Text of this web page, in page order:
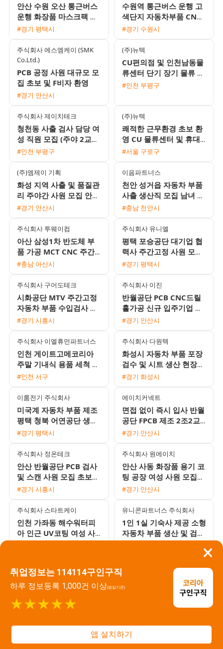
×
취업정보는 114114구인구직
하루 정보등록 1,000건 이상(평일기준)
★★★★★
앱 설치하기
안산 수원 오산 통근버스
운행 화장품 마스크팩 포
장 및 검사 모집 (주간
#경기 평택시
수원역 통근버스 운행 고
색단지 자동차부품 CNC
가공 남성 생산직 채용
#경기 수원시
주식회사 에스엠케이 (SMK
Co.Ltd.)
PCB 공정 사원 대규모 모
집 초보 및 F비자 환영
#경기 안산시
(주)뉴텍
CU편의점 및 인천남동물
류센터 단기 장기 물류 포
장 사원 모집 초보환영 당
#인천 부평구
주식회사 제이치테크
청천동 사출 검사 담당 여
성 직원 모집 (주야 2교대
및 각종 수당 지급)
#인천 부평구
(주)뉴텍
쾌적한 근무환경 초보 환
영 CU 물류센터 및 휴대
폰 부품 생산 모집 당일지
#서울 구로구
(주)엠제이 기획
화성 지역 사출 및 품질관
리 주야간 사원 모집 안산
통근버스 운행
#경기 안산시
이음파트너스
천안 성거읍 자동차 부품
사출 생산직 모집 남녀 45
세 이하 F비자 H2 가능 기
#충남 천안시
주식회사 투웨이컴
아산 삼성1차 반도체 부
품 가공 MCT CNC 주간
및 2교대 모집 무료 기숙
#충남 아산시
주식회사 유니엘
평택 포승공단 대기업 협
력사 주간고정 사원 모집
월 350만원 이상 가능 및
#경기 평택시
주식회사 구어도테크
시화공단 MTV 주간고정
자동차 부품 수입검사 여
성 사원 모집 주급 가능
#경기 시흥시
주식회사 이진
반월공단 PCB CNC드릴
홀가공 신규 입주기업 채
용 (시급 12,000원 / 교통
#경기 안산시
주식회사 이엘휴먼파트너스
인천 게이트고메코리아
주말 기내식 용품 세척 및
집기 이동 근무자 채용 일
#인천 서구
주식회사 다원텍
화성시 자동차 부품 포장
검수 및 시트 생산 현장
사원 채용
#경기 화성시
이룸전기 주식회사
미국계 자동차 부품 제조
평택 청북 어연공단 생산
및 조립 사원 모집 (주간
#경기 평택시
에이치커넥트
면접 없이 즉시 입사 반월
공단 FPCB 제조 2조2교
대 월 최대 380만원 통근
#경기 안산시
주식회사 정온테크
안산 반월공단 PCB 검사
및 스캔 사원 모집 초보
환영 쾌적한 환경
#경기 시흥시
주식회사 원에이치
안산 사동 화장품 용기 코
팅 공장 여성 사원 모집
일당 및 주급 지급 가능
#경기 안산시
주식회사 스타트케이
인천 가좌동 해수워터피
아 인근 UV코팅 여성 사
원 모집 주급 및 가불 가
유니콘파트너스 주식회사
1인 1실 기숙사 제공 소형
자동차 부품 생산 및 검사
사원 모집
주식회사 서시파트너
화성 마도공단 화장품 조
립 및 포장 야간고정 여성
사원 모집 주급 및 가불
가능
#경기 안산시
기초화장품 포장 긴급 대
규모 채용 만근수당 및 교
통비 지급 주부사원 F비
면접 없이 즉시 출근 가
능! 기초화장품 단상자 포
오산 통근버스 운행 화장
품 케이스 단순 조립 대규